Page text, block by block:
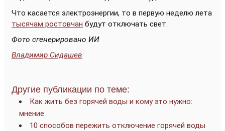
Что касается электроэнергии, то в первую неделю лета
тысячам ростовчан будут отключать свет.
Фото сгенерировано ИИ
Владимир Сидашев
Другие публикации по теме:
Как жить без горячей воды и кому это нужно:
мнение
10 способов пережить отключение горячей воды